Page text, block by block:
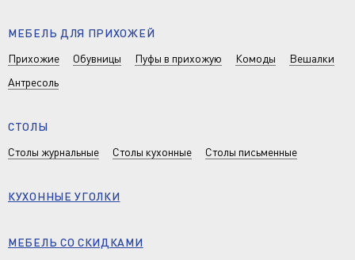
МЕБЕЛЬ ДЛЯ ПРИХОЖЕЙ
Прихожие
Обувницы Пуфы в прихожую Комоды
Вешалки
Антресоль
СТОЛЫ
Столы журнальные
Столы кухонные Столы письменные
КУХОННЫЕ УГОЛКИ
МЕБЕЛЬ СО СКИДКАМИ